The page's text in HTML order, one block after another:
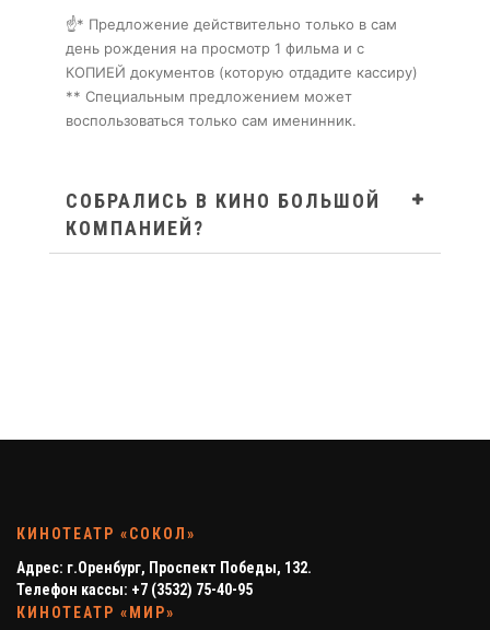
☝* Предложение действительно только в сам
день рождения на просмотр 1 фильма и с
КОПИЕЙ документов (которую отдадите кассиру)
** Специальным предложением может
воспользоваться только сам именинник.
СОБРАЛИСЬ В КИНО БОЛЬШОЙ
КОМПАНИЕЙ?
КИНОТЕАТР «СОКОЛ»
Адрес: г.Оренбург, Проспект Победы, 132.
Телефон кассы: +7 (3532) 75-40-95
КИНОТЕАТР «МИР»